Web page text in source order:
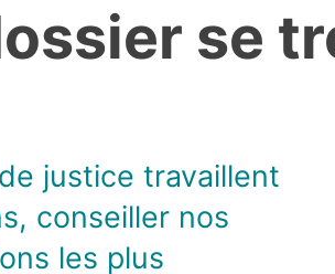
se
justice travaillent
conseiller nos
les plus